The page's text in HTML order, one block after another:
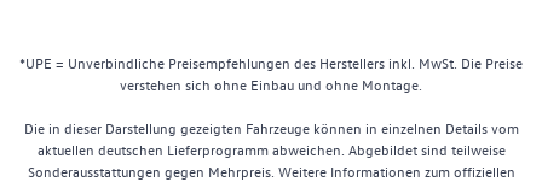
*UPE = Unverbindliche Preisempfehlungen des Herstellers inkl. MwSt. Die Preise
verstehen sich ohne Einbau und ohne Montage.
Die in dieser Darstellung gezeigten Fahrzeuge können in einzelnen Details vom
aktuellen deutschen Lieferprogramm abweichen. Abgebildet sind teilweise
Sonderausstattungen gegen Mehrpreis. Weitere Informationen zum offiziellen